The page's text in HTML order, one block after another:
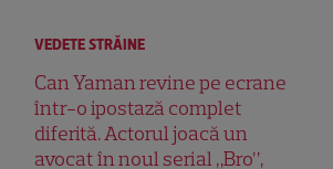
VEDETE STRĂINE
Can Yaman revine pe ecrane
într-o ipostază complet
diferită. Actorul joacă un
avocat în noul serial „Bro”,